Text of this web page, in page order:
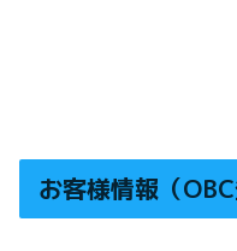
お客様情報（OBC